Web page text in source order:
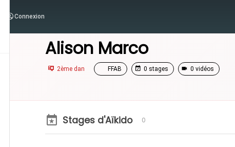
Connexion
Alison Marco
2ème dan FFAB 0 stages 0 vidéos
Stages d'Aïkido 0